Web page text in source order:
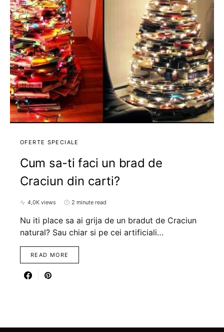
OFERTE SPECIALE
Cum sa-ti faci un brad de
Craciun din carti?
4,0K views 2 minute read
Nu iti place sa ai grija de un bradut de Craciun
natural? Sau chiar si pe cei artificiali…
READ MORE